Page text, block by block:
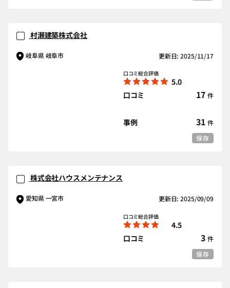
村瀬建築株式会社
岐阜県 岐阜市 更新日: 2025/11/17
口コミ総合評価
5.0
口コミ
17 件
事例 31 件
保存
株式会社ハウスメンテナンス
愛知県 一宮市 更新日: 2025/09/09
口コミ総合評価
4.5
口コミ
3 件
保存